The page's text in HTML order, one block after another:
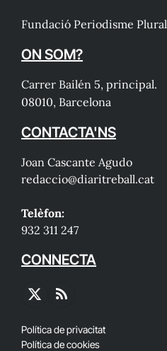
Fundació Periodisme Plural
ON SOM?
Carrer Bailén 5, principal.
08010, Barcelona
CONTACTA'NS
Joan Cascante Agudo
redaccio@diaritreball.cat
Telèfon:
932 311 247
CONNECTA
X
RSS
Política de privacitat
Política de cookies